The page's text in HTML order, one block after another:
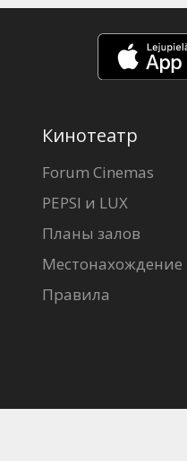
Кинотеатр
Forum Cinemas
PEPSI и LUX
Планы залов
Местонахождение
Правила